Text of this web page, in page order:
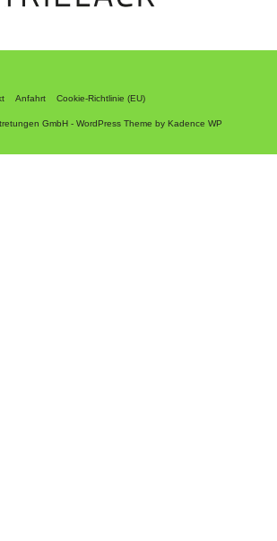
Anfahrt Cookie-Richtlinie (EU)
GmbH - WordPress Theme by Kadence WP